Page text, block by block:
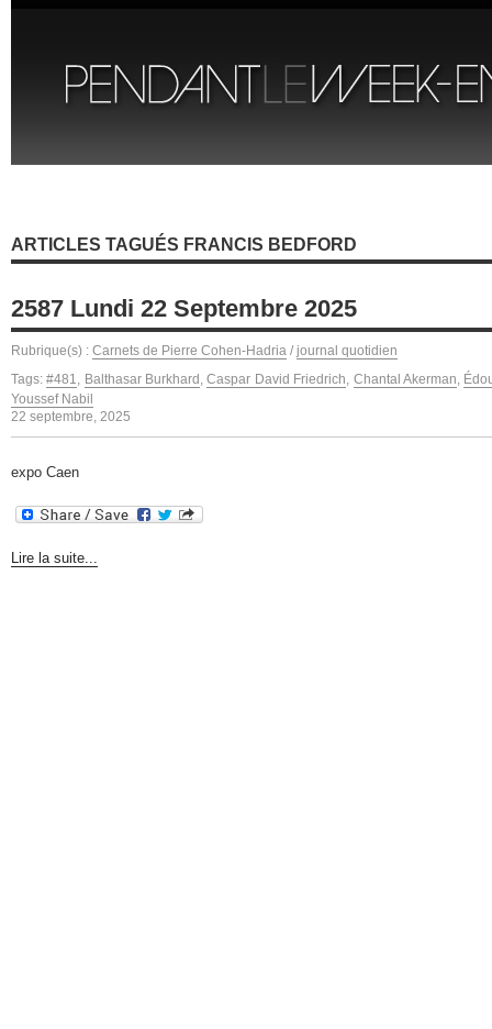
ARTICLES TAGUÉS FRANCIS BEDFORD
2587 Lundi 22 Septembre 2025
Rubrique(s) : Carnets de Pierre Cohen-Hadria / journal quotidien
Tags:#481, Balthasar Burkhard ,Caspar David Friedrich, Chantal Akerman,
Youssef Nabil
22 septembre, 2025
expo Caen
Lire la suite...